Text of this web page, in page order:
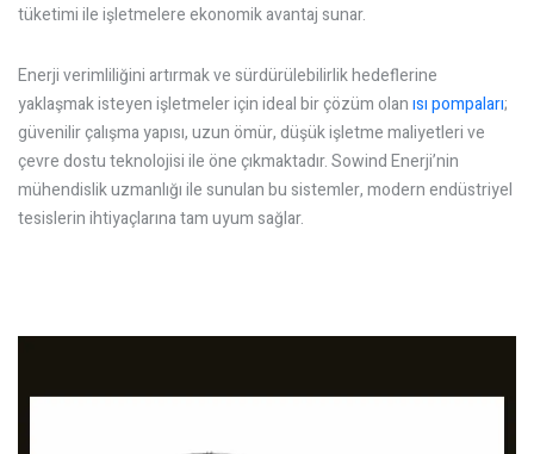
tüketimi ile işletmelere ekonomik avantaj sunar.
Enerji verimliliğini artırmak ve sürdürülebilirlik hedeflerine
yaklaşmak isteyen işletmeler için ideal bir çözüm olanısı pompaları;
güvenilir çalışma yapısı, uzun ömür, düşük işletme maliyetleri ve
çevre dostu teknolojisi ile öne çıkmaktadır. Sowind Enerji’nin
mühendislik uzmanlığı ile sunulan bu sistemler, modern endüstriyel
tesislerin ihtiyaçlarına tam uyum sağlar.